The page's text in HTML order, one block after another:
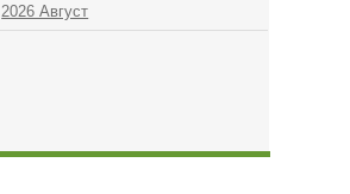
2026 Август